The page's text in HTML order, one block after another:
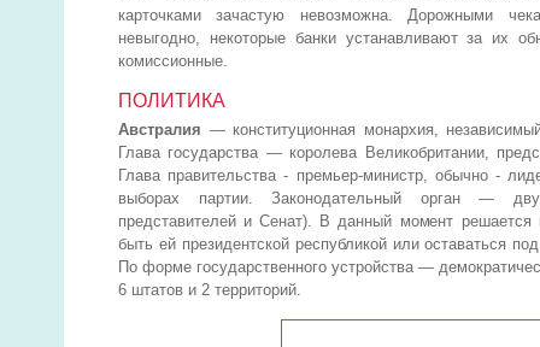
карточками зачастую невозможна. Дорожными
невыгодно, некоторые банки устанавливают за их
комиссионные.
ПОЛИТИКА
Австралия — конституционная монархия,
Глава государства — королева Великобритании,
Глава правительства - премьер-министр, обычно -
выборах партии. Законодательный орган —
представителей и Сенат). В данный момент решается
быть ей президентской республикой или оставаться
По форме государственного устройства —
6 штатов и 2 территорий.